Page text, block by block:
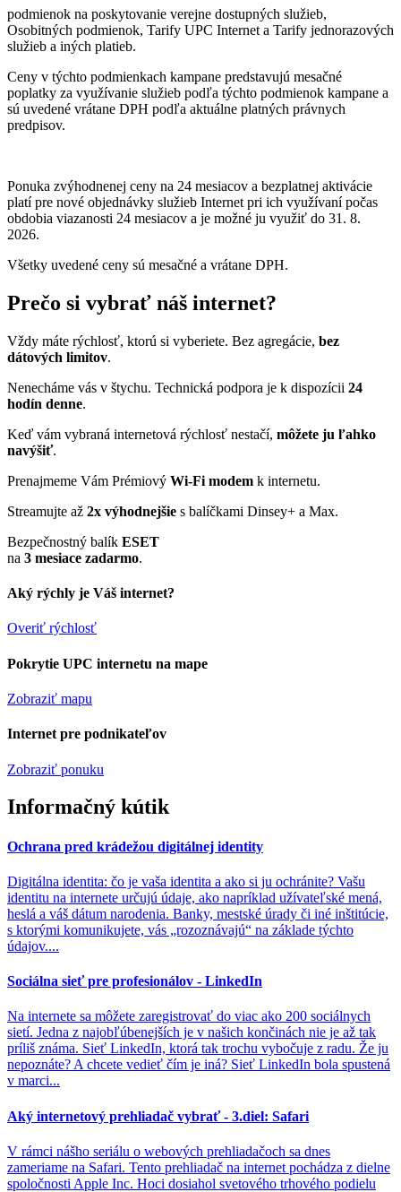
podmienok na poskytovanie verejne dostupných služieb,
Osobitných podmienok, Tarify UPC Internet a Tarify jednorazových
služieb a iných platieb.
Ceny v týchto podmienkach kampane predstavujú mesačné
poplatky za využívanie služieb podľa týchto podmienok kampane a
sú uvedené vrátane DPH podľa aktuálne platných právnych
predpisov.
Ponuka zvýhodnenej ceny na 24 mesiacov a bezplatnej aktivácie
platípre nové objednávky služieb Internet pri ich využívaní počas
obdobia viazanosti 24 mesiacov a je možné ju využiť do 31. 8.
2026.
Všetky uvedené ceny sú mesačné a vrátane DPH.
Prečo si vybrať náš internet?
Vždy máte rýchlosť, ktorú si vyberiete. Bez agregácie, bez
dátových limitov.
Nenecháme vás v štychu. Technická podpora je k dispozícii 24
hodín denne.
Keď vám vybraná internetová rýchlosť nestačí, môžete ju ľahko
navýšiť.
Prenajmeme Vám Prémiový Wi-Fi modem k internetu.
Streamujte až 2x výhodnejšie s balíčkami Dinsey+ a Max.
Bezpečnostný balík ESET
na 3 mesiace zadarmo.
Aký rýchly je Váš internet?
Overiť rýchlosť
Pokrytie UPC internetu na mape
Zobraziť mapu
Internet pre podnikateľov
Zobraziť ponuku
Informačný kútik
Ochrana pred krádežou digitálnej identity
Digitálna identita: čo je vaša identita a ako si ju ochránite? Vašu
identitu na internete určujú údaje, ako napríklad užívateľské mená,
heslá a váš dátum narodenia. Banky, mestské úrady či iné inštitúcie,
s ktorými komunikujete, vás „rozoznávajú“ na základe týchto
údajov....
Sociálna sieť pre profesionálov - LinkedIn
Na internete sa môžete zaregistrovať do viac ako 200 sociálnych
sietí. Jedna z najobľúbenejších je v našich končinách nie je až tak
príliš známa. Sieť LinkedIn, ktorá tak trochu vybočuje z radu. Že ju
nepoznáte? A chcete vedieť čím je iná? Sieť LinkedIn bola spustená
v marci...
Aký internetový prehliadač vybrať - 3.diel: Safari
V rámci nášho seriálu o webových prehliadačoch sa dnes
zameriame na Safari. Tento prehliadač na internet pochádza z dielne
spoločnosti Apple Inc. Hoci dosiahol svetového trhového podielu